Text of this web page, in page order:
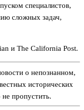
специалистов,
сложных задач,
и The California Post.
о непознанном,
исторических
пропустить.